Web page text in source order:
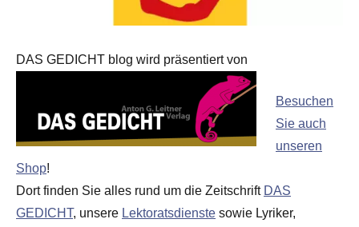
DAS GEDICHT blog wird präsentiert von
Besuchen
Sie auch
unseren
Shop!
Dort finden Sie alles rund um die Zeitschrift DAS
GEDICHT, unsere Lektoratsdienste sowie Lyriker,